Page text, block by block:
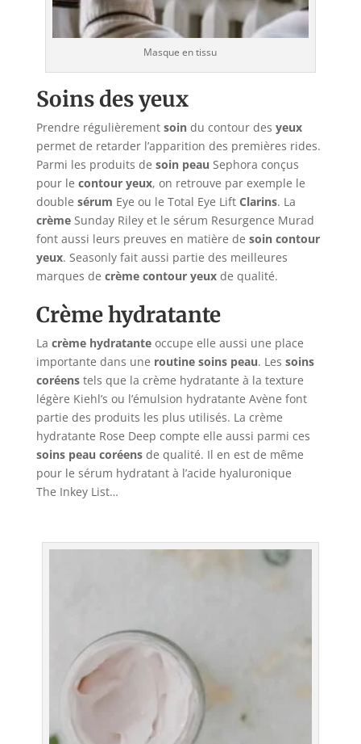
Masque en tissu
Soins des yeux
Prendre régulièrement soindu contour des yeux
permet de retarder l’apparition des premières rides.
Parmi les produits de soin peau Sephora conçus
pour le contour yeux, on retrouve par exemple le
double sérum Eye ou le Total Eye Lift Clarins. La
crèmeSunday Riley et le sérum Resurgence Murad
font aussi leurs preuves en matière de soin contour
yeux. Seasonly fait aussi partie des meilleures
marques de crème contour yeuxde qualité.
Crème hydratante
La crème hydratanteoccupe elle aussi une place
importante dans une routine soins peau. Les soins
coréenstels que la crème hydratante à la texture
légère Kiehl’s ou l’émulsion hydratante Avène font
partie des produits les plus utilisés. La crème
hydratante Rose Deep compte elle aussi parmi ces
soins peau coréensde qualité. Il en est de même
pour le sérum hydratant à l’acide hyaluronique
The Inkey List…